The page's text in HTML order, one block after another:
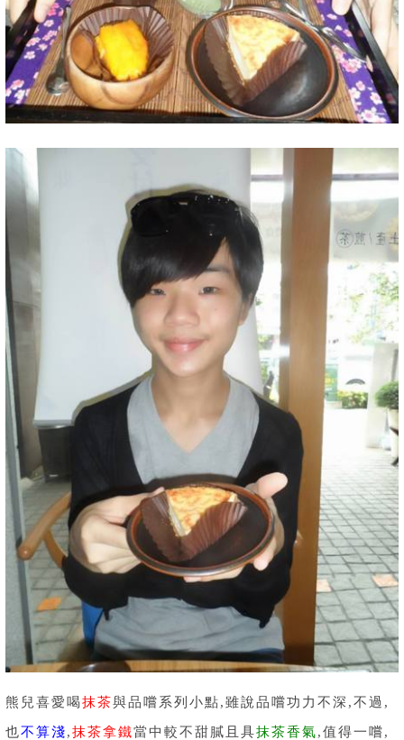
熊兒喜愛喝抹茶與品嚐系列小點,雖說品嚐功力不深,不過,
也不算淺,抹茶拿鐵當中較不甜膩且具抹茶香氣,值得一嚐,